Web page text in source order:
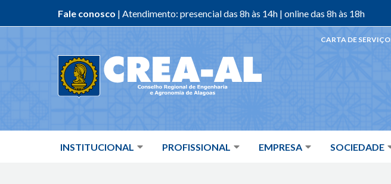
Fale conosco | Atendimento: presencial das 8h às 14h | online das 8h às 18h
INSTITUCIONAL PROFISSIONAL EMPRESA SOCIEDADE
CARTA DE